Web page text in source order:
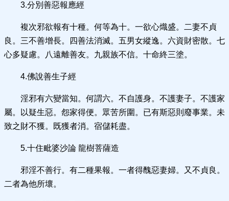
3.分別善惡報應經
複次邪欲報有十種。何等為十。一欲心熾盛。二妻不貞
良。三不善增長。四善法消滅。五男女縱逸。六資財密散。七
心多疑慮。八遠離善友。九親族不信。十命終三塗。
4.佛說善生子經
淫邪有六變當知。何謂六。不自護身。不護妻子。不護家
屬。以疑生惡。怨家得便。眾苦所圍。已有斯惡則廢事業。未
致之財不獲。既獲者消。宿儲耗盡。
5.十住毗婆沙論 龍樹菩薩造
邪淫不善行。有二種果報。一者得醜惡妻婦。又不貞良。
二者為他所壞。